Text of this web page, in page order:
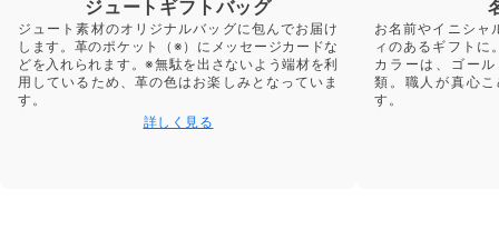
ジュートギフトバッグ
ジュート素材のオリジナルバッグに包んでお届け
します。革のポケット（※）にメッセージカードな
どを入れられます。※無駄を出さないよう端材を利
用しているため、革の色はお楽しみとなっていま
す。
詳しく見る
お名前やイニシャ
ィのあるギフトに
カラーは、ゴー
類。職人が真心
す。